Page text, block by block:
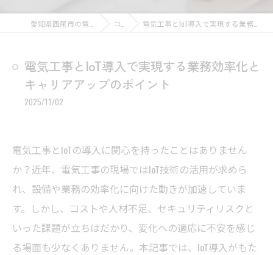
コラム 電気工事とIoT導入で実現する業務効率化とキャリアアップのポイント
電気工事とIoT導入で実現する業務効率化と
キャリアアップのポイント
2025/11/02
電気工事とIoTの導入に関心を持ったことはありません
か？近年、電気工事の現場ではIoT技術の活用が求めら
れ、設備や業務の効率化に向けた動きが加速していま
す。しかし、コストや人材不足、セキュリティリスクと
いった課題が立ちはだかり、変化への適応に不安を感じ
る場面も少なくありません。本記事では、IoT導入がもた